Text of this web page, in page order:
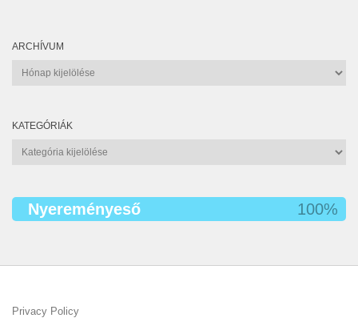
ARCHÍVUM
Archívum
KATEGÓRIÁK
Kategóriák
Nyereményeső 100%
Privacy Policy